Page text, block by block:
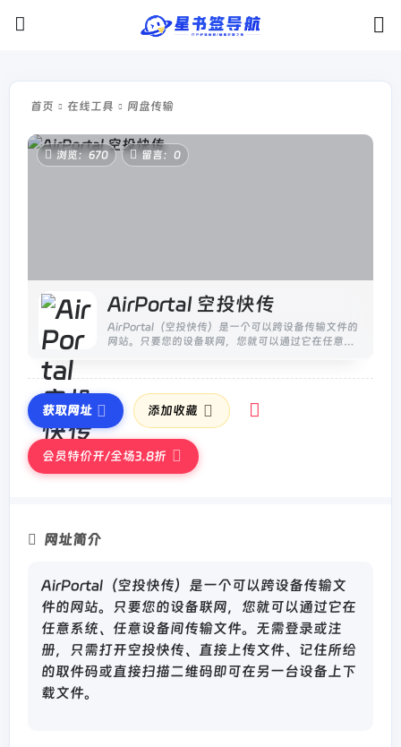
首页 在线工具 网盘传输
浏览：670 留言：0
AirPortal 空投快传
AirPortal（空投快传）是一个可以跨设备传输文件的
网站。只要您的设备联网，您就可以通过它在任意系
获取网址 添加收藏
会员特价开/全场3.8折
网址简介
AirPortal（空投快传）是一个可以跨设备传输文
件的网站。只要您的设备联网，您就可以通过它在
任意系统、任意设备间传输文件。无需登录或注
册，只需打开空投快传、直接上传文件、记住所给
的取件码或直接扫描二维码即可在另一台设备上下
载文件。